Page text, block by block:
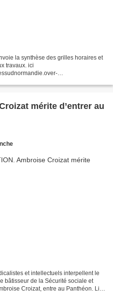
la synthèse des grilles horaires et
travaux. ici
mérite d’entrer au
et intellectuels interpellent le
bâtisseur de la Sécurité sociale et
Croizat, entre au Panthéon. Lire